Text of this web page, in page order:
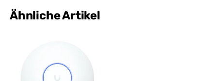
Ähnliche Artikel